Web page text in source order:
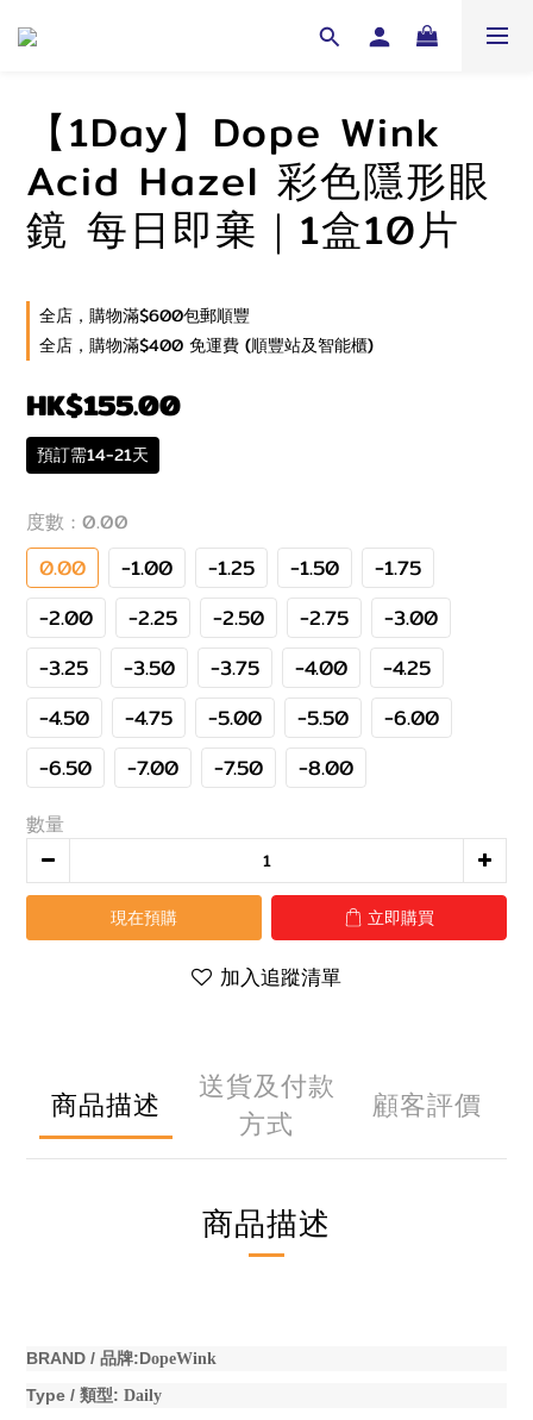
【1Day】Dope Wink
Acid Hazel 彩色隱形眼
鏡 每日即棄｜1盒10片
全店，購物滿$600包郵順豐
全店，購物滿$400 免運費 (順豐站及智能櫃)
HK$155.00
預訂需14-21天
度數 : 0.00
0.00 -1.00 -1.25 -1.50
-1.75
-2.00
-2.25 -2.50 -2.75
-3.00
-3.25
-3.50 -3.75 -4.00
-4.25
-4.50
-4.75 -5.00 -5.50
-6.00
-6.50
-7.00 -7.50 -8.00
數量
現在預購 立即購買
加入追蹤清單
商品描述
送貨及付款
方式
顧客評價
商品描述
BRAND / 品牌:DopeWink
Type / 類型: Daily